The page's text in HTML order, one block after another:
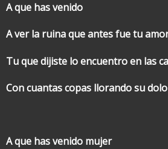
A que has venido
A ver la ruina que antes fue tu
Tu que dijiste lo encuentro en las
Con cuantas copas llorando su
A que has venido mujer